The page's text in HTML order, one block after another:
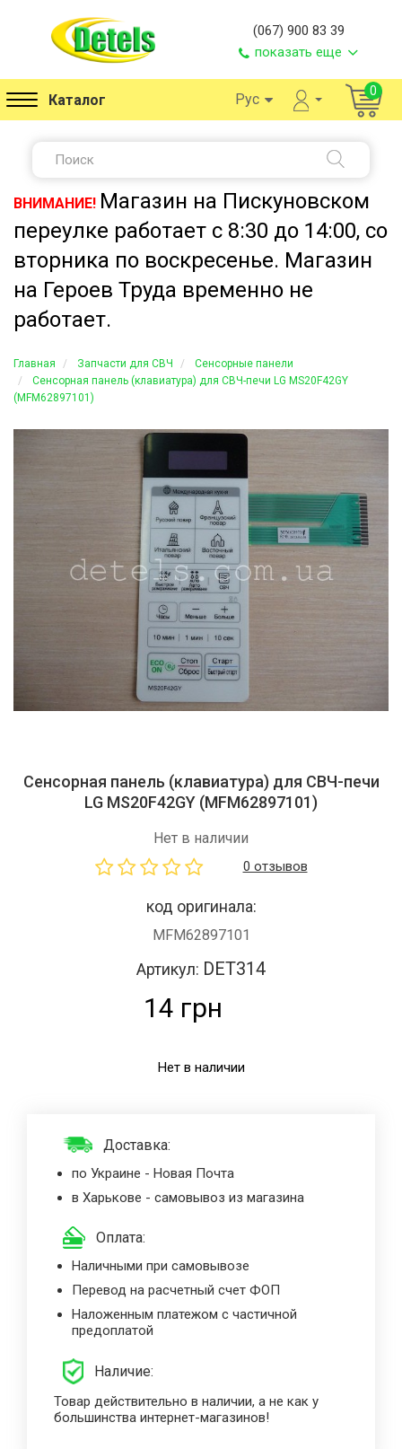
(067) 900 83 39
показать еще
Каталог Рус 0
ВНИМАНИЕ! Магазин на Пискуновском
переулке работает с 8:30 до 14:00, со
вторника по воскресенье. Магазин
на Героев Труда временно не
работает.
Главная Запчасти для СВЧ
Сенсорные панели
Сенсорная панель (клавиатура) для СВЧ-печи LG MS20F42GY
(MFM62897101)
Сенсорная панель (клавиатура) для СВЧ-печи
LG MS20F42GY (MFM62897101)
Нет в наличии
0 отзывов
код оригинала:
MFM62897101
Артикул: DET314
14 грн
Нет в наличии
Доставка:
по Украине - Новая Почта
в Харькове - самовывоз из магазина
Оплата:
Наличными при самовывозе
Перевод на расчетный счет ФОП
Наложенным платежом с частичной
предоплатой
Наличие:
Товар действительно в наличии, а не как у
большинства интернет-магазинов!